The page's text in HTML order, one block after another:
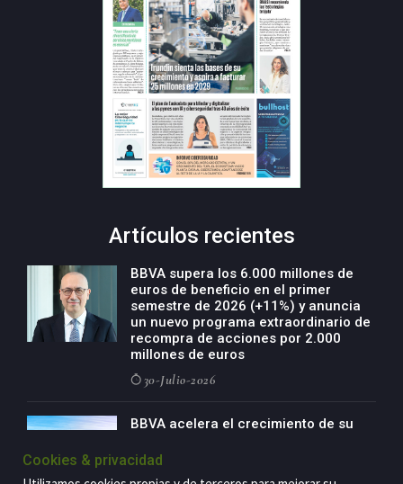
Artículos recientes
BBVA supera los 6.000 millones de
euros de beneficio en el primer
semestre de 2026 (+11%) y anuncia
un nuevo programa extraordinario de
recompra de acciones por 2.000
millones de euros
30-Julio-2026
BBVA acelera el crecimiento de su
de especialización presente en siete
Cookies & privacidad